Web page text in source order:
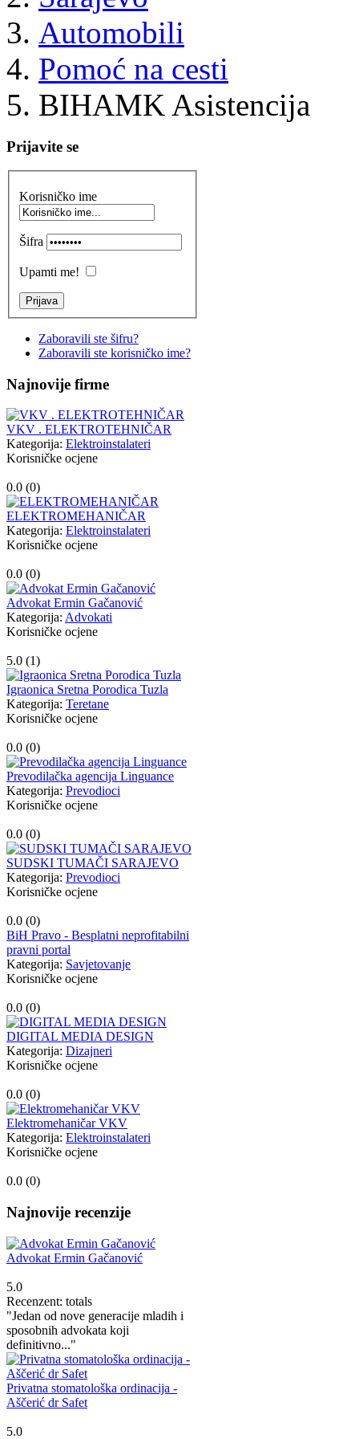
Automobili
Pomoć na cesti
BIHAMK Asistencija
Prijavite se
Korisničko ime
Šifra
Upamti me!
Zaboravili ste šifru?
Zaboravili ste korisničko ime?
Najnovije firme
VKV . ELEKTROTEHNIČAR
Kategorija: Elektroinstalateri
Korisničke ocjene
0.0 (0)
ELEKTROMEHANIČAR
Kategorija: Elektroinstalateri
Korisničke ocjene
0.0 (0)
Advokat Ermin Gačanović
Kategorija: Advokati
Korisničke ocjene
5.0 (1)
Igraonica Sretna Porodica Tuzla
Kategorija: Teretane
Korisničke ocjene
0.0 (0)
Prevodilačka agencija Linguance
Kategorija: Prevodioci
Korisničke ocjene
0.0 (0)
SUDSKI TUMAČI SARAJEVO
Kategorija: Prevodioci
Korisničke ocjene
0.0 (0)
BiH Pravo - Besplatni neprofitabilni
pravni portal
Kategorija: Savjetovanje
Korisničke ocjene
0.0 (0)
DIGITAL MEDIA DESIGN
Kategorija: Dizajneri
Korisničke ocjene
0.0 (0)
Elektromehaničar VKV
Kategorija: Elektroinstalateri
Korisničke ocjene
0.0 (0)
Najnovije recenzije
Advokat Ermin Gačanović
5.0
Recenzent: totals
"Jedan od nove generacije mladih i
sposobnih advokata koji
definitivno..."
Privatna stomatološka ordinacija -
Aščerić dr Safet
5.0